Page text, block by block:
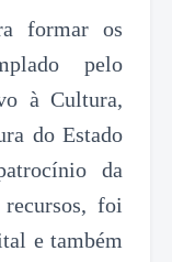
formar os
pelo
à Cultura,
do Estado
da
foi
e também